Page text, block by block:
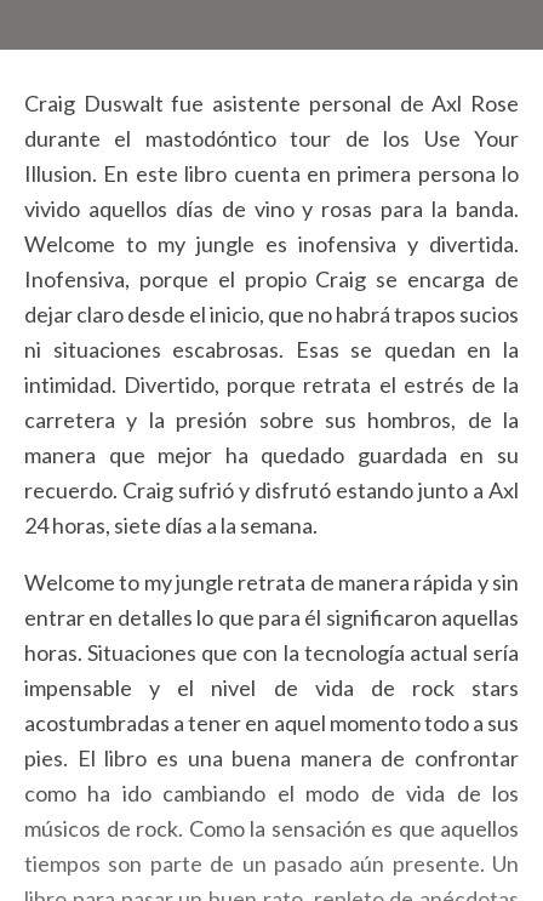
Craig Duswalt fue asistente personal de Axl Rose
durante el mastodóntico tour de los Use Your
Illusion. En este libro cuenta en primera persona lo
vivido aquellos días de vino y rosas para la banda.
Welcome to my jungle es inofensiva y divertida.
Inofensiva, porque el propio Craig se encarga de
dejar claro desde el inicio, que no habrá trapos sucios
ni situaciones escabrosas. Esas se quedan en la
intimidad. Divertido, porque retrata el estrés de la
carretera y la presión sobre sus hombros, de la
manera que mejor ha quedado guardada en su
recuerdo. Craig sufrió y disfrutó estando junto a Axl
24 horas, siete días a la semana.
Welcome to my jungle retrata de manera rápida y sin
entrar en detalles lo que para él significaron aquellas
horas. Situaciones que con la tecnología actual sería
impensable y el nivel de vida de rock stars
acostumbradas a tener en aquel momento todo a sus
pies. El libro es una buena manera de confrontar
como ha ido cambiando el modo de vida de los
músicos de rock. Como la sensación es que aquellos
tiempos son parte de un pasado aún presente. Un